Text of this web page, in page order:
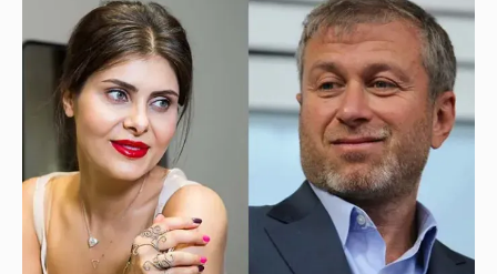
И снова невеста 358